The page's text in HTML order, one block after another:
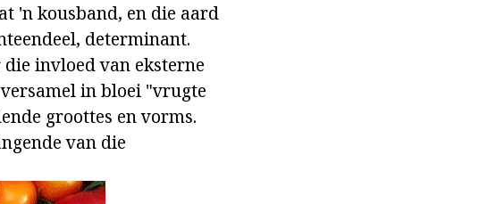
'n kousband, en die aard
determinant.
invloed van eksterne
in bloei "vrugte
groottes en vorms.
van die